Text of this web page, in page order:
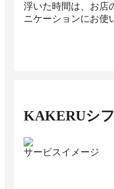
浮いた時間は、お店
ニケーションにお使
KAKERUシ
サービスイメージ